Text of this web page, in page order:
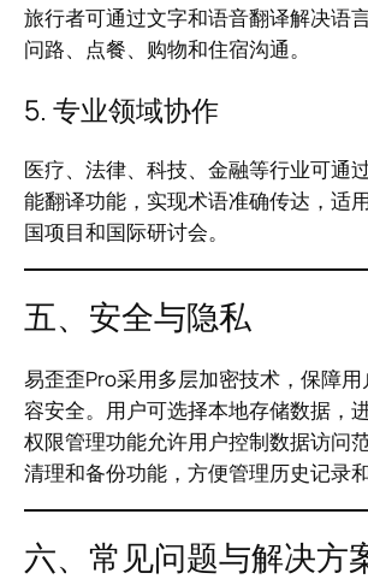
旅行者可通过文字和语音翻译解决语
问路、点餐、购物和住宿沟通。
5. 专业领域协作
医疗、法律、科技、金融等行业可通
能翻译功能，实现术语准确传达，适
国项目和国际研讨会。
五、安全与隐私
易歪歪Pro采用多层加密技术，保障
容安全。用户可选择本地存储数据，
权限管理功能允许用户控制数据访问
清理和备份功能，方便管理历史记录
六、常见问题与解决方